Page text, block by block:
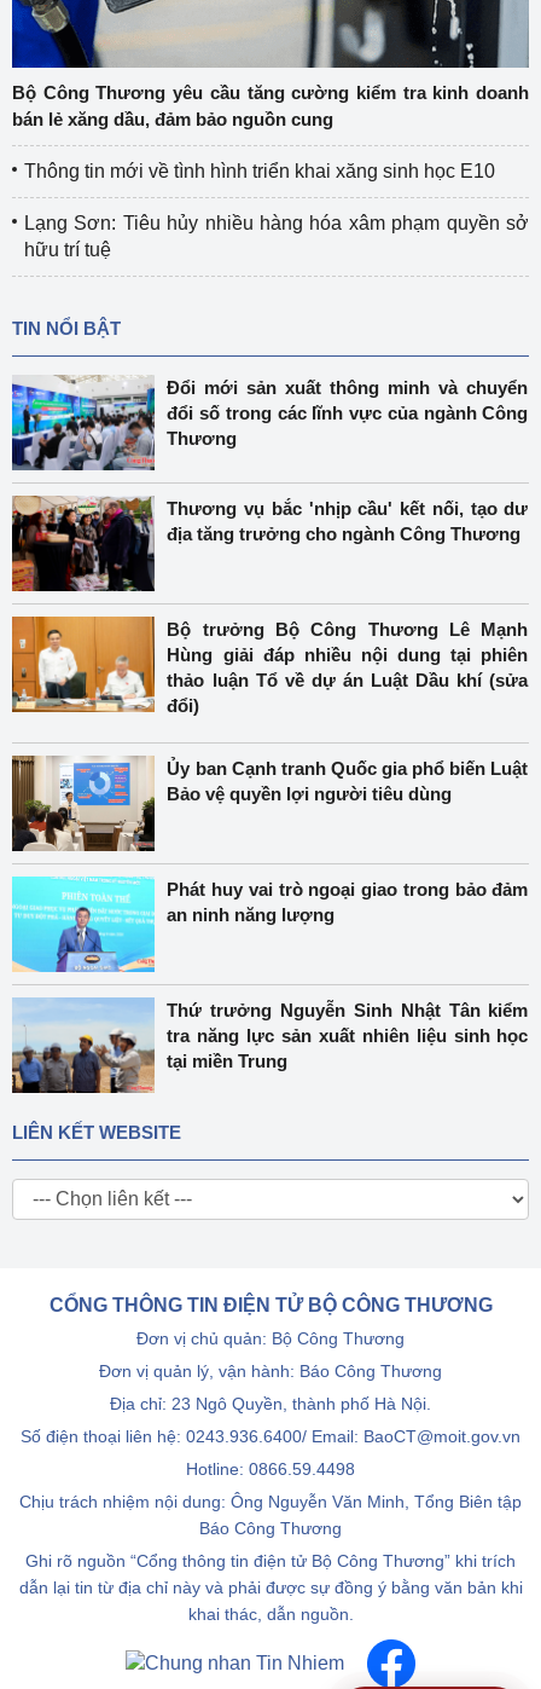
Bộ Công Thương yêu cầu tăng cường kiểm tra kinh doanh
bán lẻ xăng dầu, đảm bảo nguồn cung
Thông tin mới về tình hình triển khai xăng sinh học E10
Lạng Sơn: Tiêu hủy nhiều hàng hóa xâm phạm quyền sở
hữu trí tuệ
TIN NỔI BẬT
Đổi mới sản xuất thông minh và chuyển
đổi số trong các lĩnh vực của ngành Công
Thương
Thương vụ bắc 'nhịp cầu' kết nối, tạo dư
địa tăng trưởng cho ngành Công Thương
Bộ trưởng Bộ Công Thương Lê Mạnh
Hùng giải đáp nhiều nội dung tại phiên
thảo luận Tổ về dự án Luật Dầu khí (sửa
đổi)
Ủy ban Cạnh tranh Quốc gia phổ biến Luật
Bảo vệ quyền lợi người tiêu dùng
Phát huy vai trò ngoại giao trong bảo đảm
an ninh năng lượng
Thứ trưởng Nguyễn Sinh Nhật Tân kiểm
tra năng lực sản xuất nhiên liệu sinh học
tại miền Trung
LIÊN KẾT WEBSITE
CỔNG THÔNG TIN ĐIỆN TỬ BỘ CÔNG THƯƠNG
Đơn vị chủ quản: Bộ Công Thương
Đơn vị quản lý, vận hành: Báo Công Thương
Địa chỉ: 23 Ngô Quyền, thành phố Hà Nội.
Số điện thoại liên hệ: 0243.936.6400/ Email: BaoCT@moit.gov.vn
Hotline: 0866.59.4498
Chịu trách nhiệm nội dung: Ông Nguyễn Văn Minh, Tổng Biên tập
Báo Công Thương
Ghi rõ nguồn “Cổng thông tin điện tử Bộ Công Thương” khi trích
dẫn lại tin từ địa chỉ này và phải được sự đồng ý bằng văn bản khi
khai thác, dẫn nguồn.